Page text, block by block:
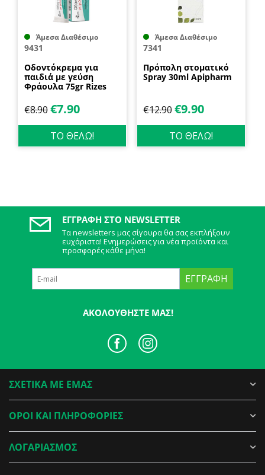
Άμεσα Διαθέσιμο
9431
Οδοντόκρεμα για
παιδιά με γεύση
Φράουλα 75gr Rizes
€8.90€7.90
ΤΟ ΘΕΛΩ!
Άμεσα Διαθέσιμο
7341
Πρόπολη στοματικό
Spray 30ml Apipharm
€12.90 €9.90
ΤΟ ΘΕΛΩ!
ΕΓΓΡΑΦΉ ΣΤΟ NEWSLETTER
Τα newsletters μας σίγουρα θα σας εκπλήξουν
ευχάριστα! Ενημερώσεις για νέα προϊόντα και
προσφορές κάθε μήνα!
ΕΓΓΡΑΦΉ
ΑΚΟΛΟΥΘΉΣΤΕ ΜΑΣ!
ΣΧΕΤΙΚΑ ΜΕ ΕΜΑΣ
ΟΡΟΙ ΚΑΙ ΠΛΗΡΟΦΟΡΙΕΣ
ΛΟΓΑΡΙΑΣΜΟΣ